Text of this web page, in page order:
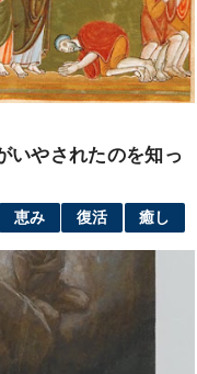
いやされたのを知っ
恵み 復活 癒し